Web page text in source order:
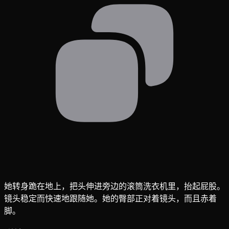
她转身跪在地上，把头伸进旁边的滚筒洗衣机里，抬起屁股。
镜头稳定而快速地跟随她。她的臀部正对着镜头，而且赤着
脚。